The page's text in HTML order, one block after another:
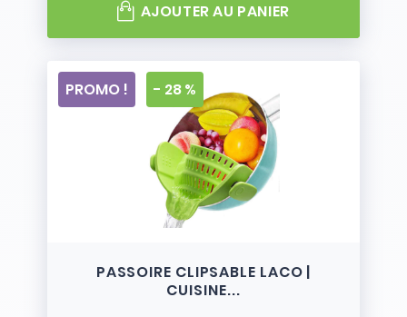
AJOUTER AU PANIER
PASSOIRE CLIPSABLE LACO |
CUISINE...
PROMO ! - 28 %